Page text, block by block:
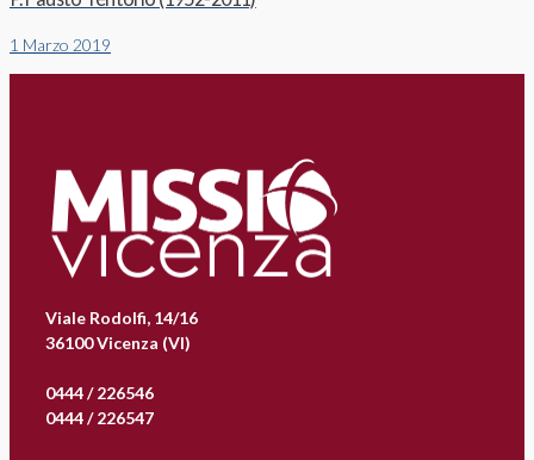
1 Marzo 2019
Viale Rodolfi, 14/16
36100 Vicenza (VI)
0444 / 226546
0444 / 226547